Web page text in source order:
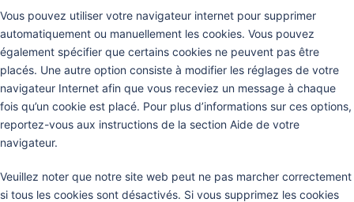
Vous pouvez utiliser votre navigateur internet pour supprimer
automatiquement ou manuellement les cookies. Vous pouvez
également spécifier que certains cookies ne peuvent pas être
placés. Une autre option consiste à modifier les réglages de votre
navigateur Internet afin que vous receviez un message à chaque
fois qu’un cookie est placé. Pour plus d’informations sur ces options,
reportez-vous aux instructions de la section Aide de votre
navigateur.
Veuillez noter que notre site web peut ne pas marcher correctement
si tous les cookies sont désactivés. Si vous supprimez les cookies